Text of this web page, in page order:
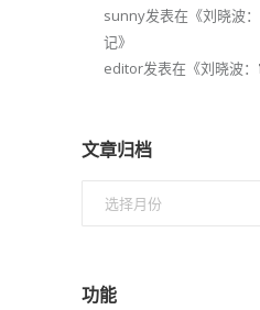
sunny发表在《刘晓波
记》
editor发表在《刘晓波
文章归档
功能